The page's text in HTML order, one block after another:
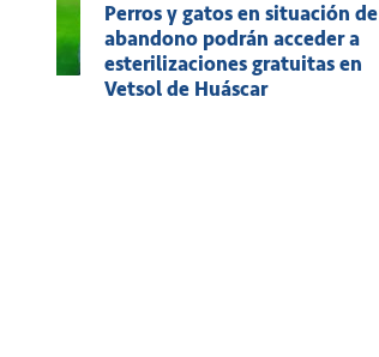
Perros y gatos en situación de
abandono podrán acceder a
esterilizaciones gratuitas en
Vetsol de Huáscar